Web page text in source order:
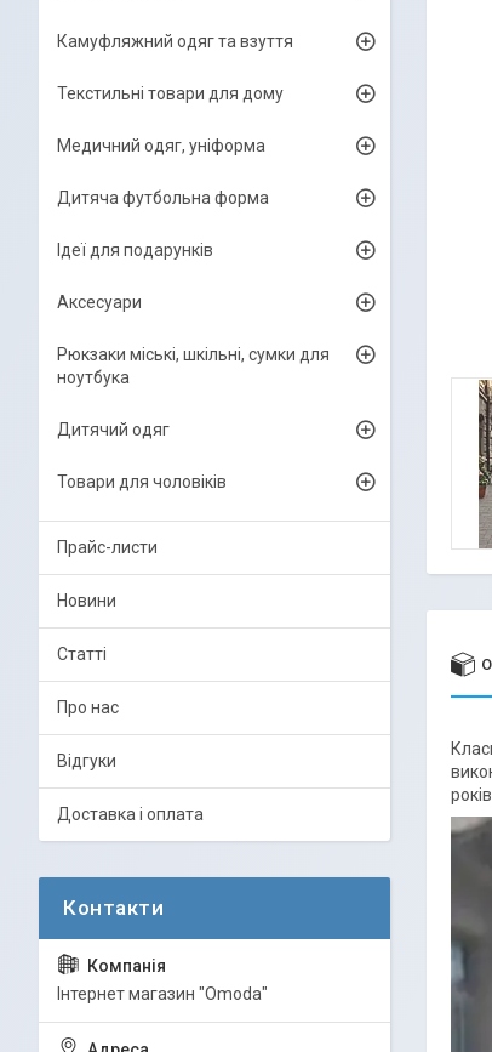
Камуфляжний одяг та взуття
Текстильні товари для дому
Медичний одяг, уніформа
Дитяча футбольна форма
Ідеї для подарунків
Аксесуари
Рюкзаки міські, шкільні, сумки для
ноутбука
Дитячий одяг
Товари для чоловіків
Прайс-листи
Новини
Статті
Про нас
Відгуки
Доставка і оплата
Інтернет магазин "Omoda"